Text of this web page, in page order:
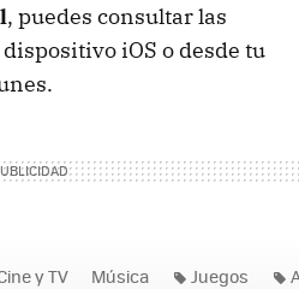
, puedes consultar las
iOS o desde tu
y TV Música Juegos